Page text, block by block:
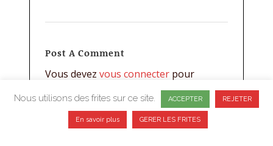
Post A Comment
Vous devez vous connecter pour
Nous utilisons des frites sur ce site. ACCEPTER REJETER
En savoir plus GERER LES FRITES